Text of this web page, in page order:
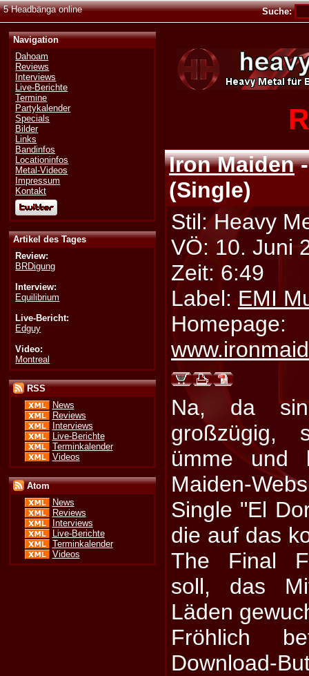
5 Headbänga online Suche:
Navigation
Dahoam
Reviews
Interviews
Live-Berichte
Termine
Partykalender
Specials
Bilder
Links
Bandinfos
Locationinfos
Metal-Videos
Impressum
Kontakt
Artikel des Tages
Review:
BRDigung
Interview:
Equilibrium
Live-Bericht:
Edguy
Video:
Montreal
RSS
News
Reviews
Interviews
Live-Berichte
Terminkalender
Videos
Atom
News
Reviews
Interviews
Live-Berichte
Terminkalender
Videos
Iron Maiden-
(Single)
Stil: Heavy
VÖ: 10. Juni
Zeit: 6:49
Label: EMI
Homepage:
Na, da
ümme und
Maiden-
Single "El
die auf das
The Final
soll, das
Läden
Fröhlich
Download-